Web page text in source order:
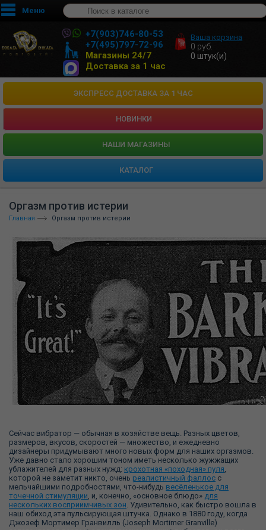
Меню
+7(903)746-80-53
+7(495)797-72-96
Магазины 24/7
Доставка за 1 час
Ваша корзина
0 руб.
0 штук(и)
ЭКСПРЕСС ДОСТАВКА ЗА 1 ЧАС
НОВИНКИ
HАШИ МАГАЗИНЫ
КАТАЛОГ
Оргазм против истерии
Главная Оргазм против истерии
Сейчас вибратор — обычная в хозяйстве вещь. Разных цветов,
размеров, вкусов, скоростей — множество, и ежедневно
дизайнеры придумывают много новых форм для наших оргазмов.
Уже давно стало хорошим тоном иметь несколько жужжащих
ублажителей для разных нужд: крохотная «походная» пуля,
которой не заметит никто, очень реалистичный фаллос с
мельчайшими подробностями, что-нибудь весёленькое для
точечной стимуляции, и, конечно, «основное блюдо» для
нескольких восприимчивых зон. Удивительно, как быстро вошла в
наш обиход эта пульсирующая штучка. Однако в 1880 году, когда
Джозеф Мортимер Гранвилль (Joseph Mortimer Granville)